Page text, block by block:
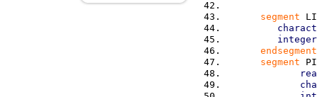
segment
integer
endsegment
segment